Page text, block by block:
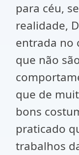
para céu,
realidade,
entrada no
que não
que de
bons
praticado
trabalhos